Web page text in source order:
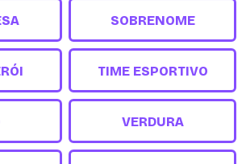
SOBRENOME
TIME ESPORTIVO
VERDURA